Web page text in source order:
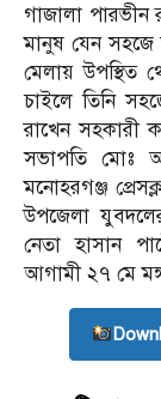
গাজালা পারভীন
মানুষ যেন
মেলায় উপস্থিত
চাইলে তিনি
রাখেন সহকারী
সভাপতি মোঃ
মনোহরগঞ্জ
উপজেলা
নেতা হাসান
আগামী ২৭ মে